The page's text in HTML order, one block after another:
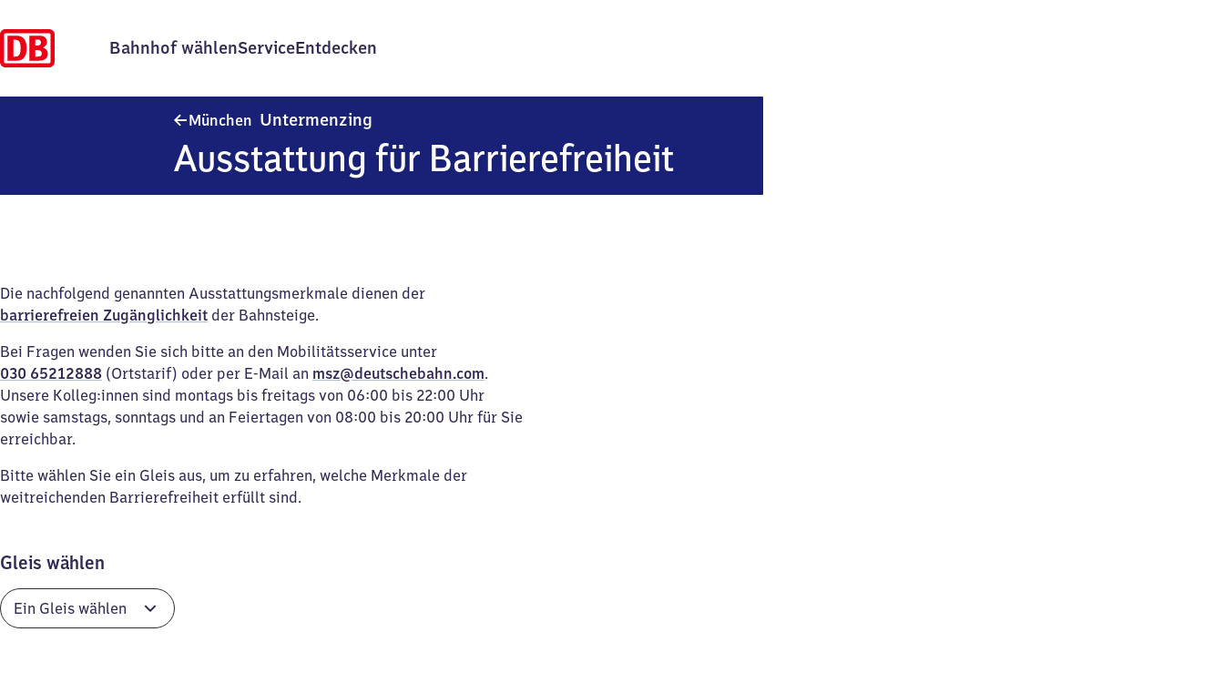
Bahnhof wählenServiceEntdecken
München Untermenzing
Ausstattung für Barrierefreiheit
Die nachfolgend genannten Ausstattungsmerkmale dienen der
barrierefreien Zugänglichkeit der Bahnsteige.
Bei Fragen wenden Sie sich bitte an den Mobilitätsservice unter
030 65212888 (Ortstarif) oder per E-Mail an msz@deutschebahn.com.
Unsere Kolleg:innen sind montags bis freitags von 06:00 bis 22:00 Uhr
sowie samstags, sonntags und an Feiertagen von 08:00 bis 20:00 Uhr für Sie
erreichbar.
Bitte wählen Sie ein Gleis aus, um zu erfahren, welche Merkmale der
weitreichenden Barrierefreiheit erfüllt sind.
Gleis wählen